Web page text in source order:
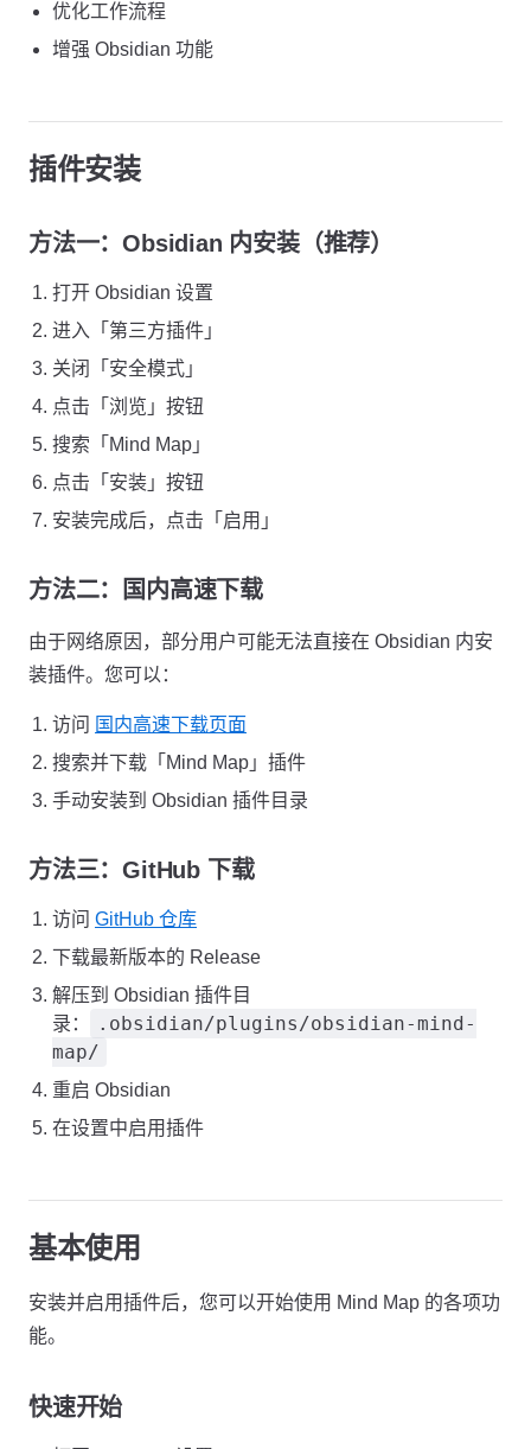
优化工作流程
增强 Obsidian 功能
插件安装
方法一：Obsidian 内安装（推荐）
打开 Obsidian 设置
进入「第三方插件」
关闭「安全模式」
点击「浏览」按钮
搜索「Mind Map」
点击「安装」按钮
安装完成后，点击「启用」
方法二：国内高速下载
由于网络原因，部分用户可能无法直接在 Obsidian 内安
装插件。您可以：
访问 国内高速下载页面
搜索并下载「Mind Map」插件
手动安装到 Obsidian 插件目录
方法三：GitHub 下载
访问 GitHub 仓库
下载最新版本的 Release
解压到 Obsidian 插件目
录：
.obsidian/plugins/obsidian-mind-
map/
重启 Obsidian
在设置中启用插件
基本使用
安装并启用插件后，您可以开始使用 Mind Map 的各项功
能。
快速开始